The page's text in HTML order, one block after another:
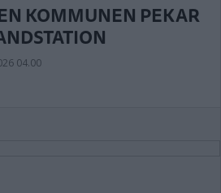
KOMMUNEN PEKAR
04.00